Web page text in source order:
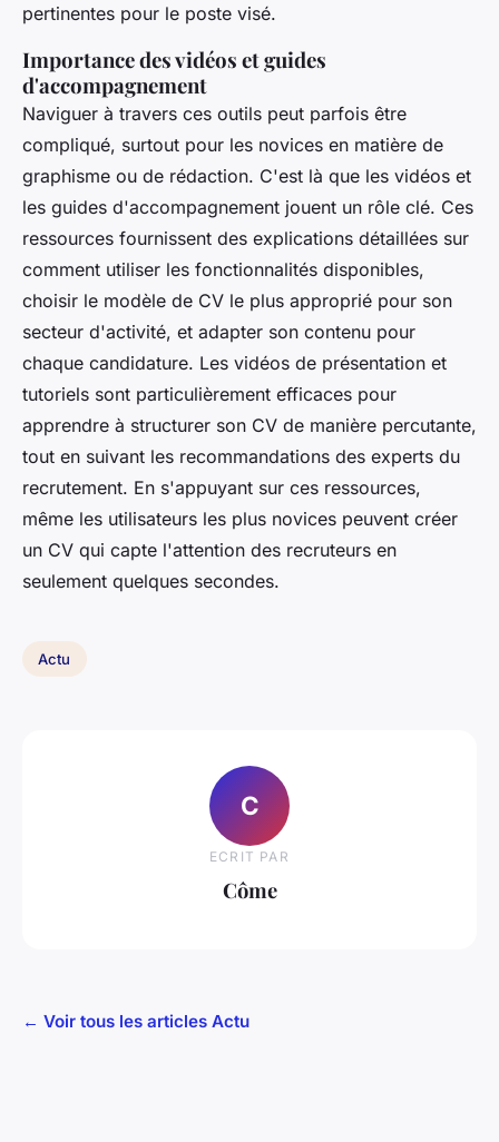
pertinentes pour le poste visé.
Importance des vidéos et guides
d'accompagnement
Naviguer à travers ces outils peut parfois être
compliqué, surtout pour les novices en matière de
graphisme ou de rédaction. C'est là que les vidéos et
les guides d'accompagnement jouent un rôle clé. Ces
ressources fournissent des explications détaillées sur
comment utiliser les fonctionnalités disponibles,
choisir le modèle de CV le plus approprié pour son
secteur d'activité, et adapter son contenu pour
chaque candidature. Les vidéos de présentation et
tutoriels sont particulièrement efficaces pour
apprendre à structurer son CV de manière percutante,
tout en suivant les recommandations des experts du
recrutement. En s'appuyant sur ces ressources,
même les utilisateurs les plus novices peuvent créer
un CV qui capte l'attention des recruteurs en
seulement quelques secondes.
Actu
C
ECRIT PAR
Côme
← Voir tous les articles Actu